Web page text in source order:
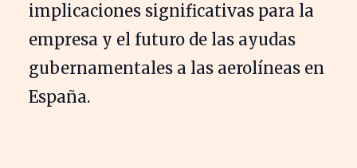
implicaciones significativas para la
empresa y el futuro de las ayudas
gubernamentales a las aerolíneas en
España.